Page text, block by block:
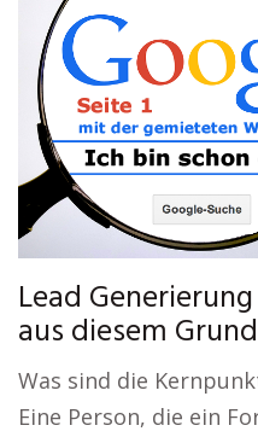
Lead
aus diesem
Was sind die
Eine Person, die ein